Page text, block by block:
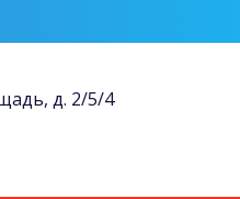
д. 2/5/4